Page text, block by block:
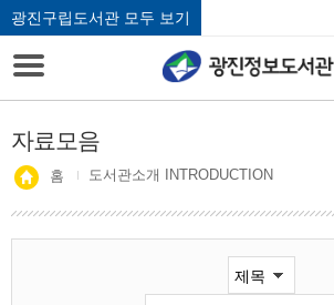
광진구립도서관 모두 보기
자료모음
홈 도서관소개 INTRODUCTION